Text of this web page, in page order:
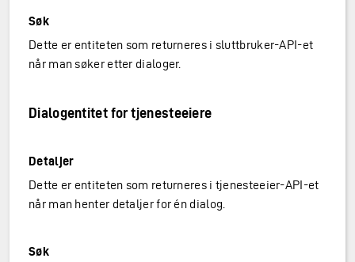
Søk
Dette er entiteten som returneres i sluttbruker-API-et
når man søker etter dialoger.
Dialogentitet for tjenesteeiere
Detaljer
Dette er entiteten som returneres i tjenesteeier-API-et
når man henter detaljer for én dialog.
Søk